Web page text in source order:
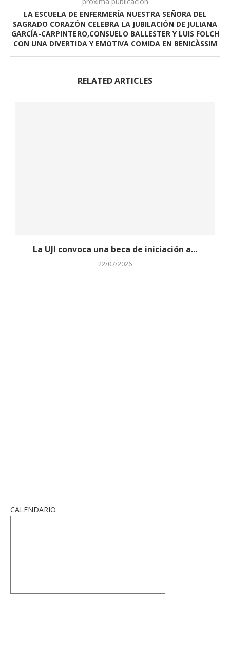
LA ESCUELA DE ENFERMERÍA NUESTRA SEÑORA DEL
SAGRADO CORAZÓN CELEBRA LA JUBILACIÓN DE JULIANA
GARCÍA-CARPINTERO,CONSUELO BALLESTER Y LUIS FOLCH
CON UNA DIVERTIDA Y EMOTIVA COMIDA EN BENICÀSSIM
RELATED ARTICLES
La UJI convoca una beca de iniciación a...
22/07/2026
CALENDARIO